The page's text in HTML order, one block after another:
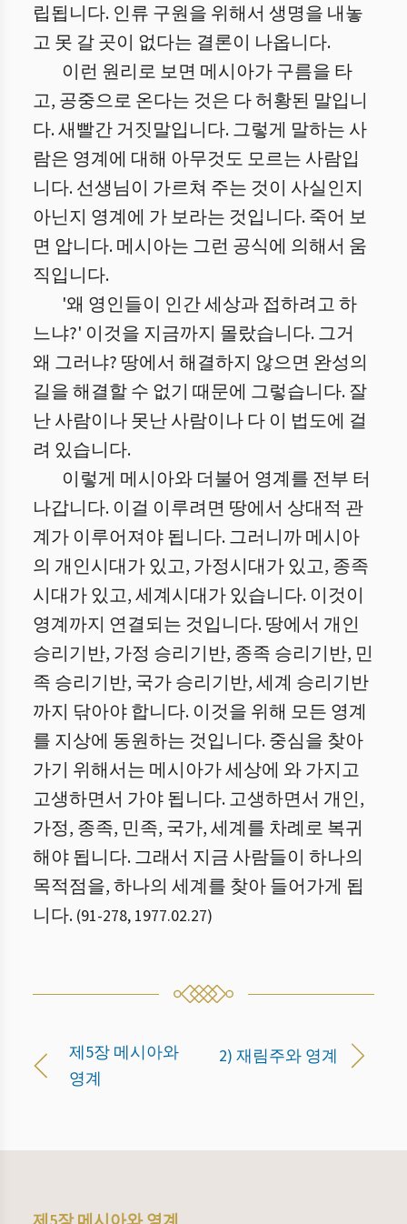
립됩니다. 인류 구원을 위해서 생명을 내놓
고 못 갈 곳이 없다는 결론이 나옵니다.
이런 원리로 보면 메시아가 구름을 타
고, 공중으로 온다는 것은 다 허황된 말입니
다. 새빨간 거짓말입니다. 그렇게 말하는 사
람은 영계에 대해 아무것도 모르는 사람입
니다. 선생님이 가르쳐 주는 것이 사실인지
아닌지 영계에 가 보라는 것입니다. 죽어 보
면 압니다. 메시아는 그런 공식에 의해서 움
직입니다.
'왜 영인들이 인간 세상과 접하려고 하
느냐?' 이것을 지금까지 몰랐습니다. 그거
왜 그러냐? 땅에서 해결하지 않으면 완성의
길을 해결할 수 없기 때문에 그렇습니다. 잘
난 사람이나 못난 사람이나 다 이 법도에 걸
려 있습니다.
이렇게 메시아와 더불어 영계를 전부 터
나갑니다. 이걸 이루려면 땅에서 상대적 관
계가 이루어져야 됩니다. 그러니까 메시아
의 개인시대가 있고, 가정시대가 있고, 종족
시대가 있고, 세계시대가 있습니다. 이것이
영계까지 연결되는 것입니다. 땅에서 개인
승리기반, 가정 승리기반, 종족 승리기반, 민
족 승리기반, 국가 승리기반, 세계 승리기반
까지 닦아야 합니다. 이것을 위해 모든 영계
를 지상에 동원하는 것입니다. 중심을 찾아
가기 위해서는 메시아가 세상에 와 가지고
고생하면서 가야 됩니다. 고생하면서 개인,
가정, 종족, 민족, 국가, 세계를 차례로 복귀
해야 됩니다. 그래서 지금 사람들이 하나의
목적점을, 하나의 세계를 찾아 들어가게 됩
니다. (91-278, 1977.02.27)
제5장 메시아와
영계
2) 재림주와 영계